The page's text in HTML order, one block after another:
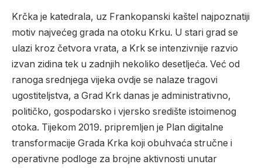
Krčka je katedrala, uz Frankopanski kaštel najpoznatiji
motiv najvećeg grada na otoku Krku. U stari grad se
ulazi kroz četvora vrata, a Krk se intenzivnije razvio
izvan zidina tek u zadnjih nekoliko desetljeća. Već od
ranoga srednjega vijeka ovdje se nalaze tragovi
ugostiteljstva, a Grad Krk danas je administrativno,
političko, gospodarsko i vjersko središte istoimenog
otoka. Tijekom 2019. pripremljen je Plan digitalne
transformacije Grada Krka koji obuhvaća stručne i
operativne podloge za brojne aktivnosti unutar